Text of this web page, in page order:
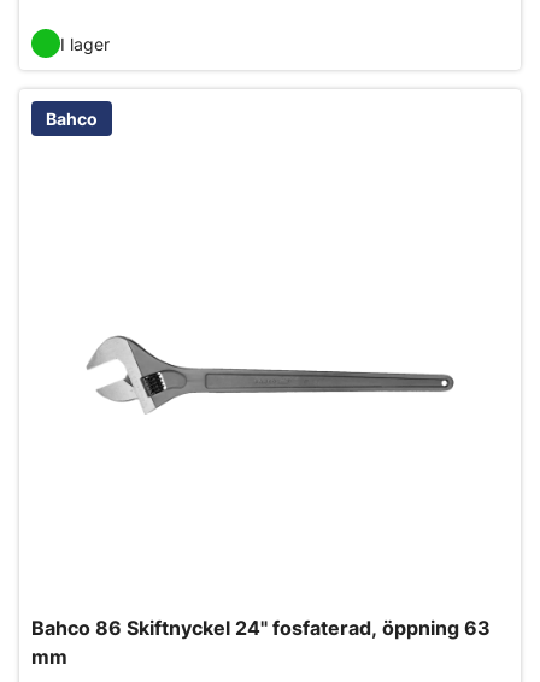
I lager
Bahco
Bahco 86 Skiftnyckel 24" fosfaterad, öppning 63
mm